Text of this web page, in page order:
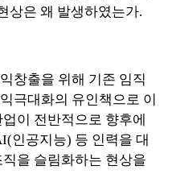
상은 왜 발생하였는가.
창출을 위해 기존 임직
극대화의 유인책으로 이
이 전반적으로 향후에
인공지능) 등 인력을 대
을 슬림화하는 현상을